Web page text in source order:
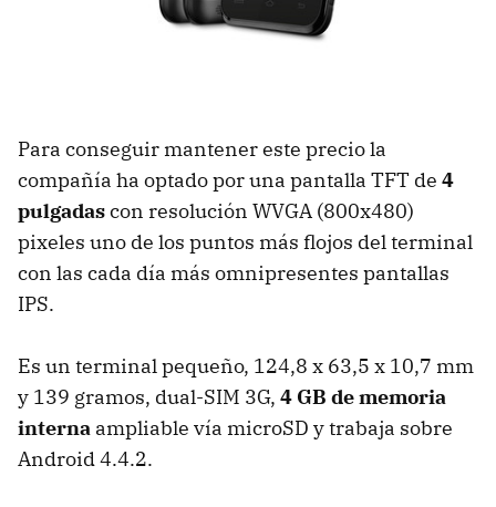
Para conseguir mantener este precio la
compañía ha optado por una pantalla TFT de 4
pulgadascon resolución WVGA (800x480)
pixeles uno de los puntos más flojos del terminal
con las cada día más omnipresentes pantallas
IPS.
Es un terminal pequeño, 124,8 x 63,5 x 10,7 mm
y 139 gramos, dual-SIM 3G, 4 GB de memoria
interna ampliable vía microSD y trabaja sobre
Android 4.4.2.